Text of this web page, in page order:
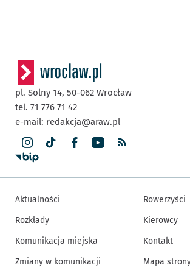
pl. Solny 14, 50-062 Wrocław
tel. 71 776 71 42
e-mail: redakcja@araw.pl
Aktualności
Rozkłady
Komunikacja miejska
Zmiany w komunikacji
Rowerzyści
Kierowcy
Kontakt
Mapa